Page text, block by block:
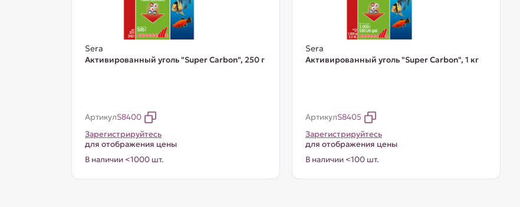
Sera
Активированный уголь "Super Carbon", 250 г
АртикулS8400
Зарегистрируйтесь
для отображения цены
В наличии <1000 шт.
Sera
Активированный уголь "Super Carbon", 1 кг
АртикулS8405
Зарегистрируйтесь
для отображения цены
В наличии <100 шт.